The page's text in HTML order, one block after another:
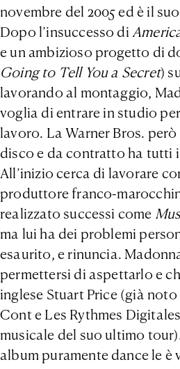
novembre del 2005 ed è il
Dopo l’insuccesso di
e un ambizioso progetto di
Going to Tell You a Secret)
lavorando al montaggio,
voglia di entrare in studio
lavoro. La Warner Bros.
disco e da contratto ha tutti
All’inizio cerca di lavorare
produttore franco-
realizzato successi come
ma lui ha dei problemi
esaurito, e rinuncia.
permettersi di aspettarlo e
inglese Stuart Price (già
Cont e Les Rythmes
musicale del suo ultimo
album puramente dance le è